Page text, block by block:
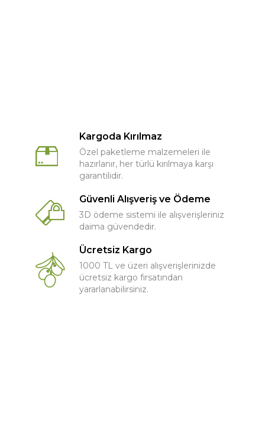
Kargoda Kırılmaz
Özel paketleme malzemeleri ile
hazırlanır, her türlü kırılmaya karşı
garantilidir.
Güvenli Alışveriş ve Ödeme
3D ödeme sistemi ile alışverişleriniz
daima güvendedir.
Ücretsiz Kargo
1000 TL ve üzeri alışverişlerinizde
ücretsiz kargo fırsatından
yararlanabilirsiniz.